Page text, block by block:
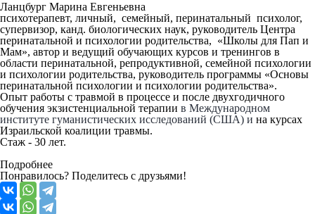
Ланцбург Марина Евгеньевна
психотерапевт, личный, семейный, перинатальный психолог,
супервизор, канд. биологических наук, руководитель Центра
перинатальной и психологии родительства, «Школы для Пап и
Мам», автор и ведущий обучающих курсов и тренингов в
области перинатальной, репродуктивной, семейной психологии
и психологии родительства, руководитель программы «Основы
перинатальной психологии и психологии родительства».
Опыт работы с травмой в процессе и после двухгодичного
обучения экзистенциальной терапии в Международном
институте гуманистических исследований (США) и на курсах
Израильской коалиции травмы.
Стаж - 30 лет.
Подробнее
Понравилось? Поделитесь с друзьями!